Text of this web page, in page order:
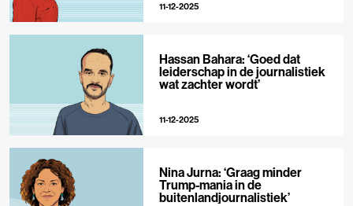
11-12-2025
Hassan Bahara: ‘Goed dat
leiderschap in de journalistiek
wat zachter wordt’
11-12-2025
Nina Jurna: ‘Graag minder
Trump-mania in de
buitenlandjournalistiek’